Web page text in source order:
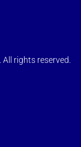
rights reserved.